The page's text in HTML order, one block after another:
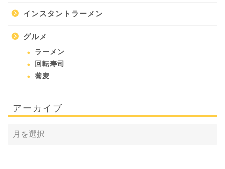
インスタントラーメン
グルメ
ラーメン
回転寿司
蕎麦
アーカイブ